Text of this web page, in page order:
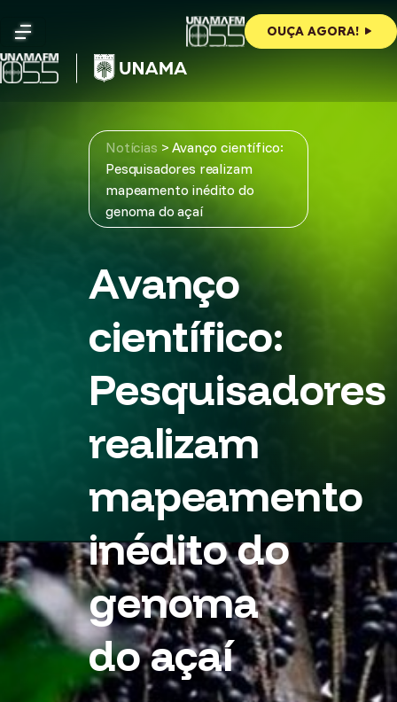
content
OUÇA AGORA!
Notícias >Avanço científico:
Pesquisadores realizam
mapeamento inédito do
genoma do açaí
Avanço
científico:
Pesquisadores
realizam
mapeamento
inédito do
genoma
do açaí